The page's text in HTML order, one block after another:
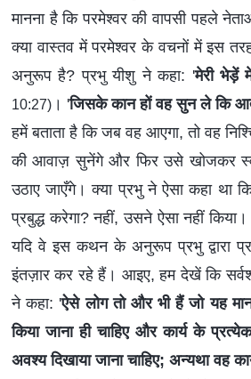
मानना है कि परमेश्वर की वापसी पहले
क्या वास्तव में परमेश्वर के वचनों में इस
अनुरूप है? प्रभु यीशु ने कहा: 'मेरी भेड़ें
10:27) । 'जिसके कान हों वह सुन ले कि
हमें बताता है कि जब वह आएगा, तो वह
की आवाज़ सुनेंगे और फिर उसे खोजकर
उठाए जाएँगे। क्या प्रभु ने ऐसा कहा
प्रबुद्ध करेगा? नहीं, उसने ऐसा नहीं
यदि वे इस कथन के अनुरूप प्रभु द्वारा
इंतज़ार कर रहे हैं। आइए, हम देखें कि
ने कहा: 'ऐसे लोग तो और भी हैं जो यह मानते
किया जाना ही चाहिए और कार्य के
अवश्य दिखाया जाना चाहिए; अन्यथा वह